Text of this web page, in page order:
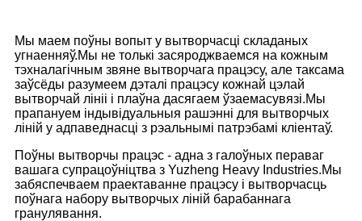
Мы маем поўны вопыт у вытворчасці складаных
угнаенняў.Мы не толькі засяроджваемся на кожным
тэхналагічным звяне вытворчага працэсу, але таксама
заўсёды разумеем дэталі працэсу кожнай цэлай
вытворчай лініі і плаўна дасягаем ўзаемасувязі.Мы
прапануем індывідуальныя рашэнні для вытворчых
ліній у адпаведнасці з рэальнымі патрэбамі кліентаў.
Поўны вытворчы працэс - адна з галоўных пераваг
вашага супрацоўніцтва з Yuzheng Heavy Industries.Мы
забяспечваем праектаванне працэсу і вытворчасць
поўнага набору вытворчых ліній барабаннага
гранулявання.